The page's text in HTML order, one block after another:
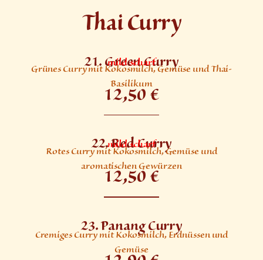
Thai Curry
21. Green Curry
mild scharf
Grünes Curry mit Kokosmilch, Gemüse und Thai-
Basilikum
12,50 €
22. Red Curry
mild scharf
Rotes Curry mit Kokosmilch, Gemüse und
aromatischen Gewürzen
12,50 €
23. Panang Curry
Cremiges Curry mit Kokosmilch, Erdnüssen und
Gemüse